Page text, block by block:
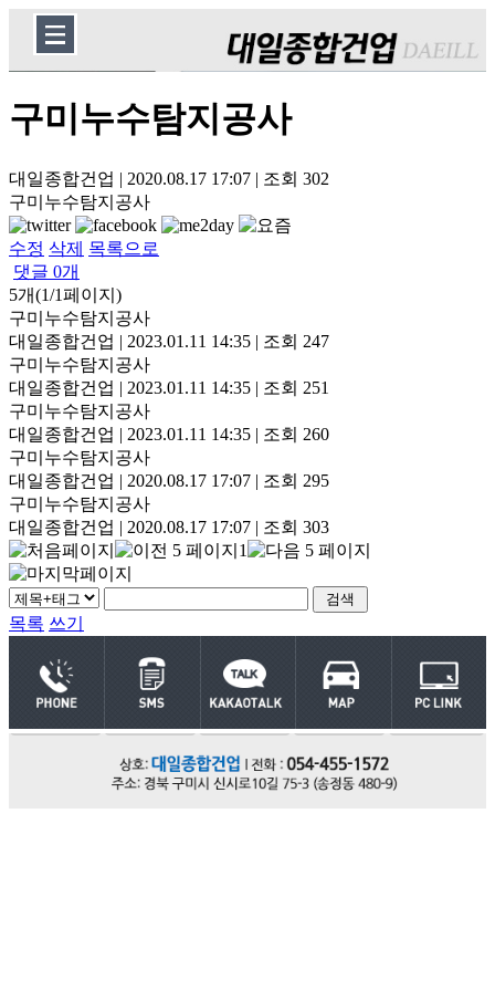
구미누수탐지공사
대일종합건업 | 2020.08.17 17:07 | 조회 302
구미누수탐지공사
수정 삭제 목록으로
댓글 0개
5개(1/1페이지)
구미누수탐지공사
대일종합건업 | 2023.01.11 14:35 | 조회 247
구미누수탐지공사
대일종합건업 | 2023.01.11 14:35 | 조회 251
구미누수탐지공사
대일종합건업 | 2023.01.11 14:35 | 조회 260
구미누수탐지공사
대일종합건업 | 2020.08.17 17:07 | 조회 295
구미누수탐지공사
대일종합건업 | 2020.08.17 17:07 | 조회 303
1
목록 쓰기